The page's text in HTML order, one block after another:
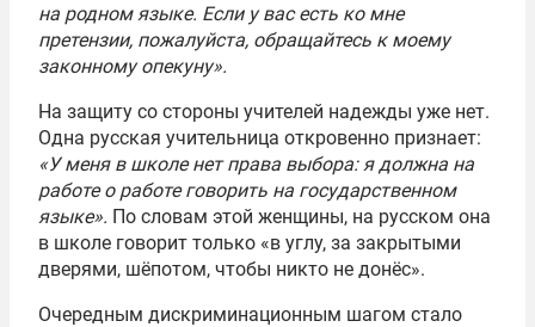
на родном языке. Если у вас есть ко мне
претензии, пожалуйста, обращайтесь к моему
законному опекуну».
На защиту со стороны учителей надежды уже нет.
Одна русская учительница откровенно признает:
«У меня в школе нет права выбора: я должна на
работе о работе говорить на государственном
языке». По словам этой женщины, на русском она
в школе говорит только «в углу, за закрытыми
дверями, шёпотом, чтобы никто не донёс».
Очередным дискриминационным шагом стало